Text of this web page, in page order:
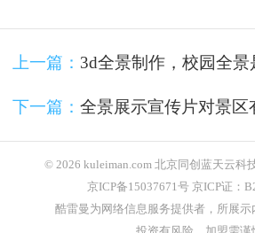
上一篇： 3d全景制作，校园全
下一篇： 全景展示宣传片对景区
© 2026 kuleiman.com 北京同创蓝天云科
京ICP备15037671号 京ICP证：
酷雷曼为网络信息服务提供者，所展示